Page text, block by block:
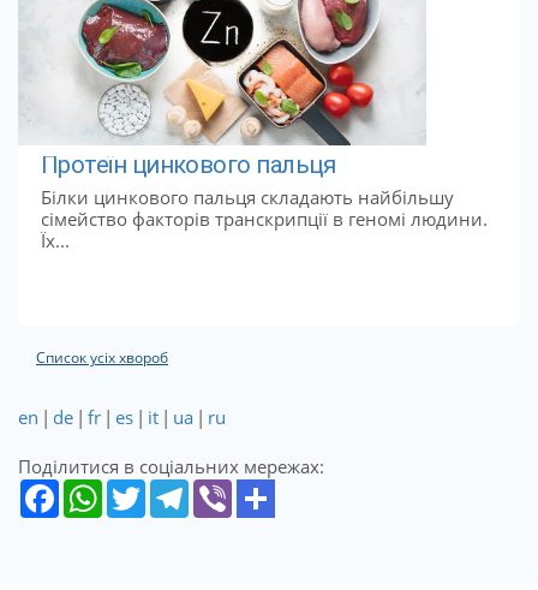
Протеїн цинкового пальця
Білки цинкового пальця складають найбільшу
сімейство факторів транскрипції в геномі людини.
Їх...
Список усіх хвороб
en | de | fr | es | it | ua | ru
Поділитися в соціальних мережах: